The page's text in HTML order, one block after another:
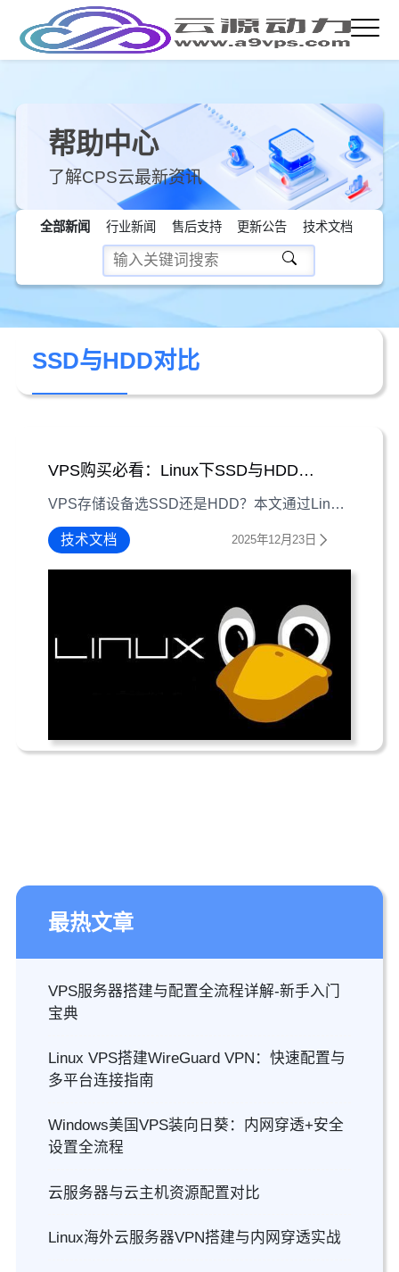
帮助中心
了解CPS云最新资讯
全部新闻 行业新闻 售后支持 更新公告 技术文档
SSD与HDD对比
VPS购买必看：Linux下SSD与HDD存储性能实测对比
VPS存储设备选SSD还是HDD？本文通过Linux系统下的实测数据，对比SSD（固态硬盘）与HDD（机械硬盘）的顺序读写、随机读写及响应时间，为VPS购买提供存储选择参考。
技术文档 2025年12月23日
最热文章
VPS服务器搭建与配置全流程详解-新手入门
宝典
Linux VPS搭建WireGuard VPN：快速配置与
多平台连接指南
Windows美国VPS装向日葵：内网穿透+安全
设置全流程
云服务器与云主机资源配置对比
Linux海外云服务器VPN搭建与内网穿透实战